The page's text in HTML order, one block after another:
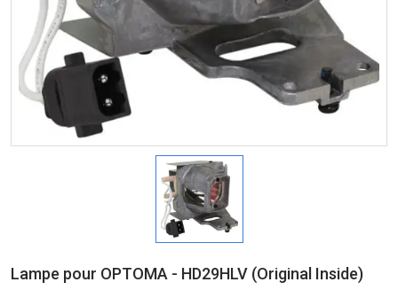
Lampe pour OPTOMA - HD29HLV (Original Inside)